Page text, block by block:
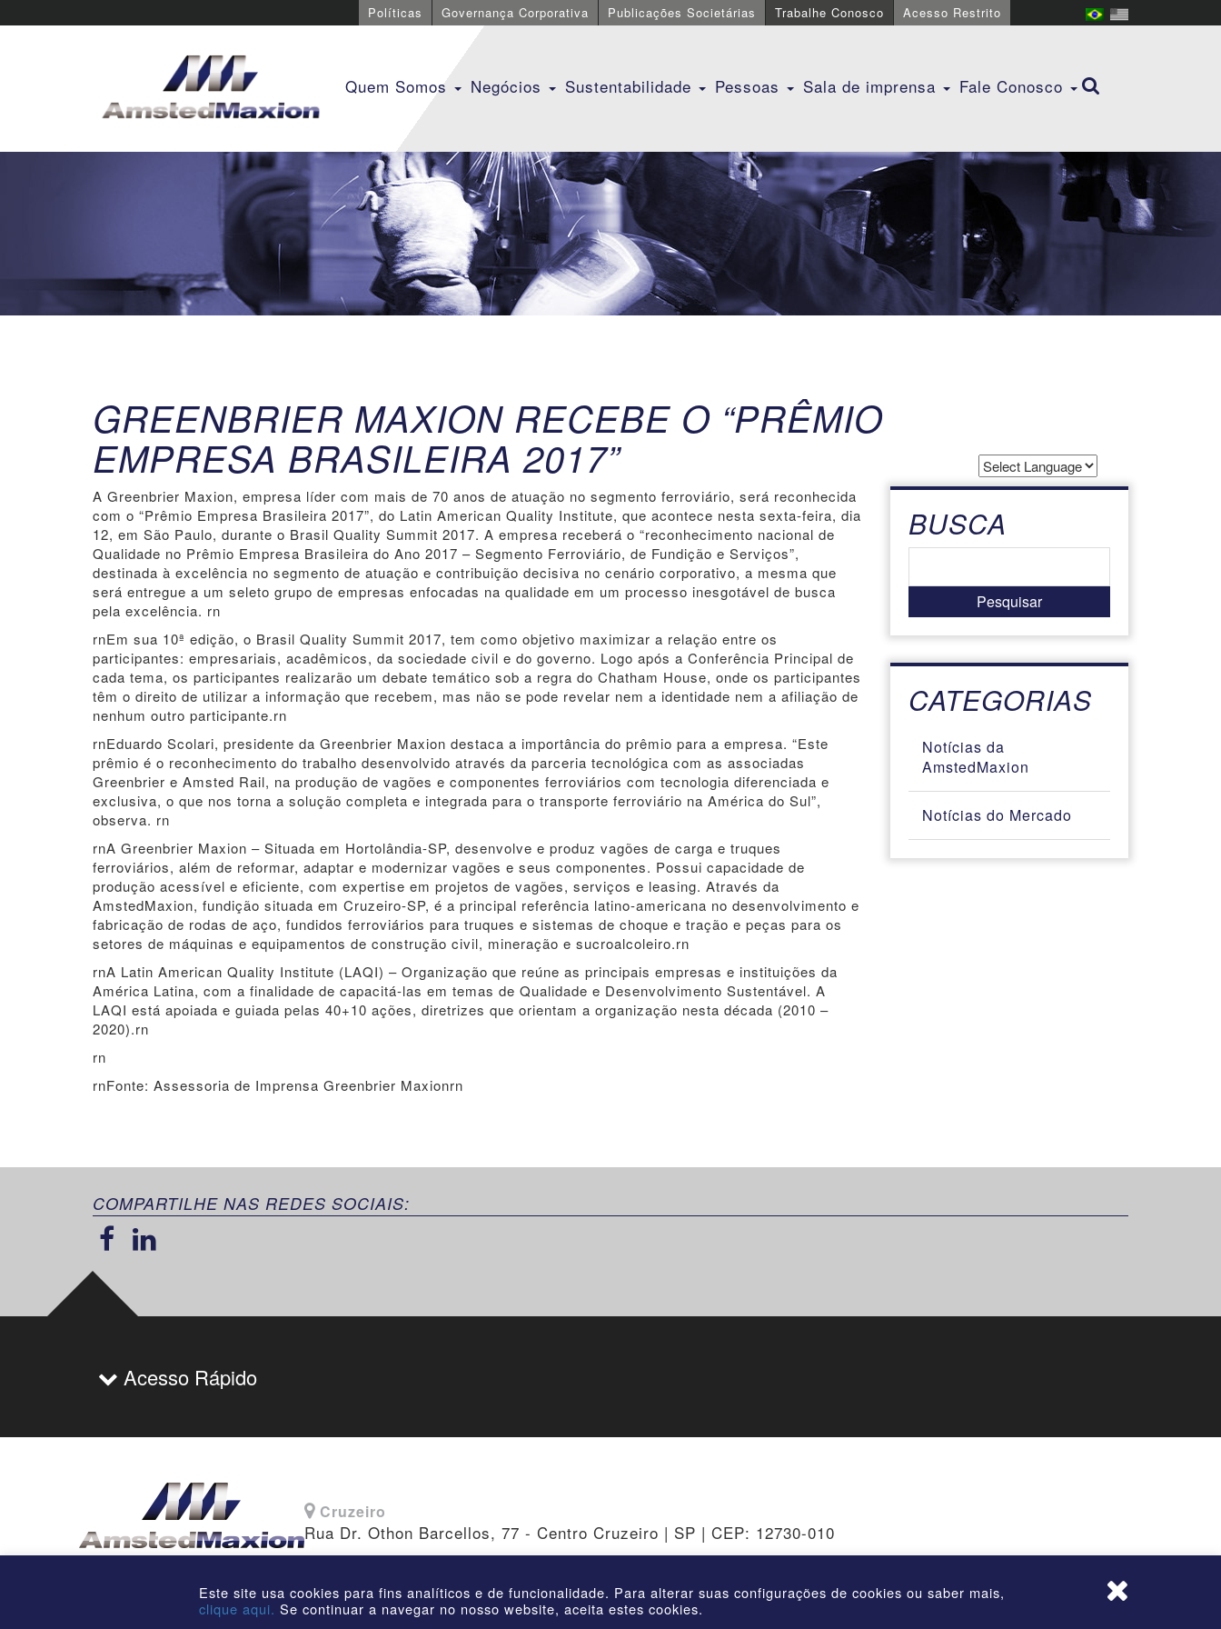
Políticas Governança Corporativa Publicações Societárias Trabalhe Conosco Acesso Restrito
Quem Somos Negócios Sustentabilidade Pessoas Sala de imprensa Fale Conosco
GREENBRIER MAXION RECEBE O “PRÊMIO
EMPRESA BRASILEIRA 2017”
Powered by
A Greenbrier Maxion, empresa líder com mais de 70 anos de atuação no segmento ferroviário, será reconhecida
com o “Prêmio Empresa Brasileira 2017”, do Latin American Quality Institute, que acontece nesta sexta-feira, dia
12, em São Paulo, durante o Brasil Quality Summit 2017. A empresa receberá o “reconhecimento nacional de
Qualidade no Prêmio Empresa Brasileira do Ano 2017 – Segmento Ferroviário, de Fundição e Serviços”,
destinada à excelência no segmento de atuação e contribuição decisiva no cenário corporativo, a mesma que
será entregue a um seleto grupo de empresas enfocadas na qualidade em um processo inesgotável de busca
pela excelência. rn
rnEm sua 10ª edição, o Brasil Quality Summit 2017, tem como objetivo maximizar a relação entre os
participantes: empresariais, acadêmicos, da sociedade civil e do governo. Logo após a Conferência Principal de
cada tema, os participantes realizarão um debate temático sob a regra do Chatham House, onde os participantes
têm o direito de utilizar a informação que recebem, mas não se pode revelar nem a identidade nem a afiliação de
nenhum outro participante.rn
rnEduardo Scolari, presidente da Greenbrier Maxion destaca a importância do prêmio para a empresa. “Este
prêmio é o reconhecimento do trabalho desenvolvido através da parceria tecnológica com as associadas
Greenbrier e Amsted Rail, na produção de vagões e componentes ferroviários com tecnologia diferenciada e
exclusiva, o que nos torna a solução completa e integrada para o transporte ferroviário na América do Sul”,
observa. rn
rnA Greenbrier Maxion – Situada em Hortolândia-SP, desenvolve e produz vagões de carga e truques
ferroviários, além de reformar, adaptar e modernizar vagões e seus componentes. Possui capacidade de
produção acessível e eficiente, com expertise em projetos de vagões, serviços e leasing. Através da
AmstedMaxion, fundição situada em Cruzeiro-SP, é a principal referência latino-americana no desenvolvimento e
fabricação de rodas de aço, fundidos ferroviários para truques e sistemas de choque e tração e peças para os
setores de máquinas e equipamentos de construção civil, mineração e sucroalcoleiro.rn
rnA Latin American Quality Institute (LAQI) – Organização que reúne as principais empresas e instituições da
América Latina, com a finalidade de capacitá-las em temas de Qualidade e Desenvolvimento Sustentável. A
LAQI está apoiada e guiada pelas 40+10 ações, diretrizes que orientam a organização nesta década (2010 –
2020).rn
rn
rnFonte: Assessoria de Imprensa Greenbrier Maxionrn
BUSCA
CATEGORIAS
Notícias da
AmstedMaxion
Notícias do Mercado
COMPARTILHE NAS REDES SOCIAIS:
Acesso Rápido
Cruzeiro
Rua Dr. Othon Barcellos, 77 - Centro Cruzeiro | SP | CEP: 12730-010
©2026 | AmstedMaxion Criando Caminhos | Todos os direitos reservados
Este site usa cookies para fins analíticos e de funcionalidade. Para alterar suas configurações de cookies ou saber mais,
clique aqui.Se continuar a navegar no nosso website, aceita estes cookies.